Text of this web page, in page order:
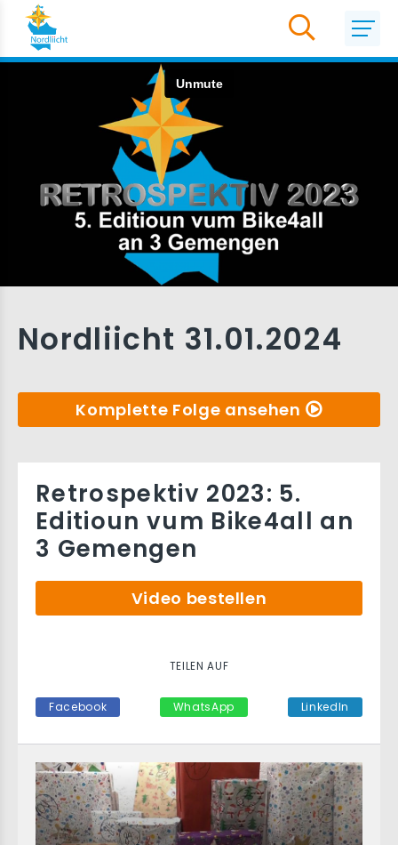
Nordliicht 31.01.2024
Komplette Folge ansehen
Retrospektiv 2023: 5.
Editioun vum Bike4all an
3 Gemengen
Video bestellen
TEILEN AUF
Facebook WhatsApp LinkedIn